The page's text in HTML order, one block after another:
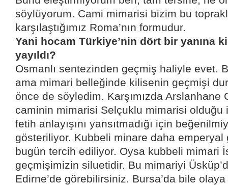
söylüyorum. Cami mimarisi bizim bu
karşılaştığımız Roma’nın formudur.
Yani hocam Türkiye’nin dört bir yanına
yayıldı?
Osmanlı sentezinden geçmiş haliyle evet.
ama mimari belleğinde kilisenin geçmişi
önce de söyledim. Karşımızda Arslanhane
caminin mimarisi Selçuklu mimarisi olduğu
fetih anlayışını yansıtmadığı için
gösteriliyor. Kubbeli minare daha emperyal
bugün tercih ediliyor. Oysa kubbeli mimari
geçmişimizin siluetidir. Bu mimariyi
Edirne’de görebilirsiniz. Bursa’da bile